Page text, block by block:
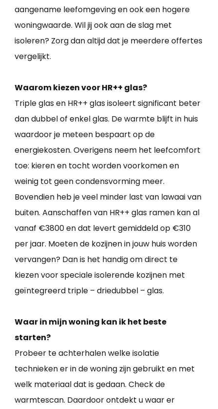
aangename leefomgeving en ook een hogere
woningwaarde. Wil jij ook aan de slag met
isoleren? Zorg dan altijd dat je meerdere offertes
vergelijkt.
Waarom kiezen voor HR++ glas?
Triple glas en HR++ glas isoleert significant beter
dan dubbel of enkel glas. De warmte blijft in huis
waardoor je meteen bespaart op de
energiekosten. Overigens neem het leefcomfort
toe: kieren en tocht worden voorkomen en
weinig tot geen condensvorming meer.
Bovendien heb je veel minder last van lawaai van
buiten. Aanschaffen van HR++ glas ramen kan al
vanaf €3800 en dat levert gemiddeld op €310
per jaar. Moeten de kozijnen in jouw huis worden
vervangen? Dan is het handig om direct te
kiezen voor speciale isolerende kozijnen met
geïntegreerd triple – driedubbel – glas.
Waar in mijn woning kan ik het beste
starten?
Probeer te achterhalen welke isolatie
technieken er in de woning zijn gebruikt en met
welk materiaal dat is gedaan. Check de
warmtescan. Daardoor ontdekt u waar er